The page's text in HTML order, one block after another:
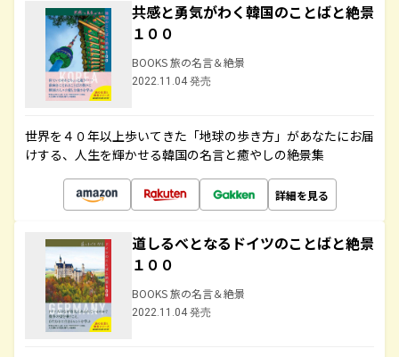
共感と勇気がわく韓国のことばと絶景
１００
BOOKS 旅の名言＆絶景
2022.11.04 発売
世界を４０年以上歩いてきた「地球の歩き方」があなたにお届
けする、人生を輝かせる韓国の名言と癒やしの絶景集
詳細を見る
道しるべとなるドイツのことばと絶景
１００
BOOKS 旅の名言＆絶景
2022.11.04 発売